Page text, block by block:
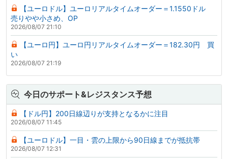
【ユーロドル】ユーロリアルタイムオーダー＝1.1550ドル
売りやや小さめ、OP
2026/08/07 21:10
【ユーロ円】ユーロ円リアルタイムオーダー＝182.30円 買
い
2026/08/07 21:19
今日のサポート&レジスタンス予想
【ドル円】200日線辺りが支持となるかに注目
2026/08/07 11:45
【ユーロドル】一目・雲の上限から90日線までが抵抗帯
2026/08/07 12:31